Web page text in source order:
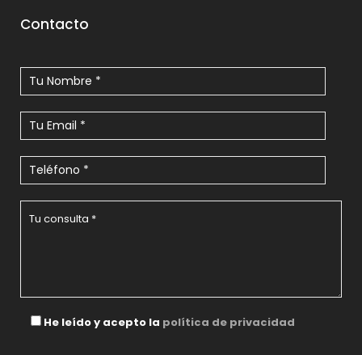
Contacto
He leído y acepto la política de privacidad